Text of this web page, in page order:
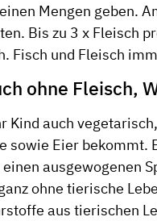
Mengen geben.
Bis zu 3 x Fleisch
Fisch und Fleisch
ohne Fleisch,
Kind auch
sowie Eier bekommt.
ausgewogenen
ohne tierische
aus tierischen